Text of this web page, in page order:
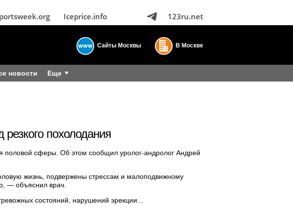
Iceprice.info 123ru.net
Сайты Москвы В Москве
новости Еще
похолодания
половой сферы. Об этом сообщил уролог-андролог Андрей
жизнь, подвержены стрессам и малоподвижному
— объяснил врач.
состояний, нарушений эрекции...